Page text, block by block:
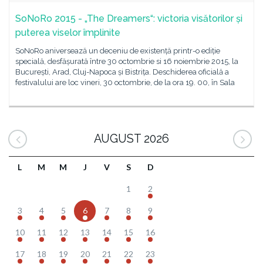
SoNoRo 2015 - „The Dreamers“: victoria visătorilor și
puterea viselor împlinite
SoNoRo aniversează un deceniu de existență printr-o ediție
specială, desfășurată între 30 octombrie si 16 noiembrie 2015, la
București, Arad, Cluj-Napoca și Bistrița. Deschiderea oficială a
festivalului are loc vineri, 30 octombrie, de la ora 19. 00, în Sala
AUGUST 2026
L M M J V S D
1 2
3 4 5 6 7 8 9
10 11 12 13 14 15 16
17 18 19 20 21 22 23